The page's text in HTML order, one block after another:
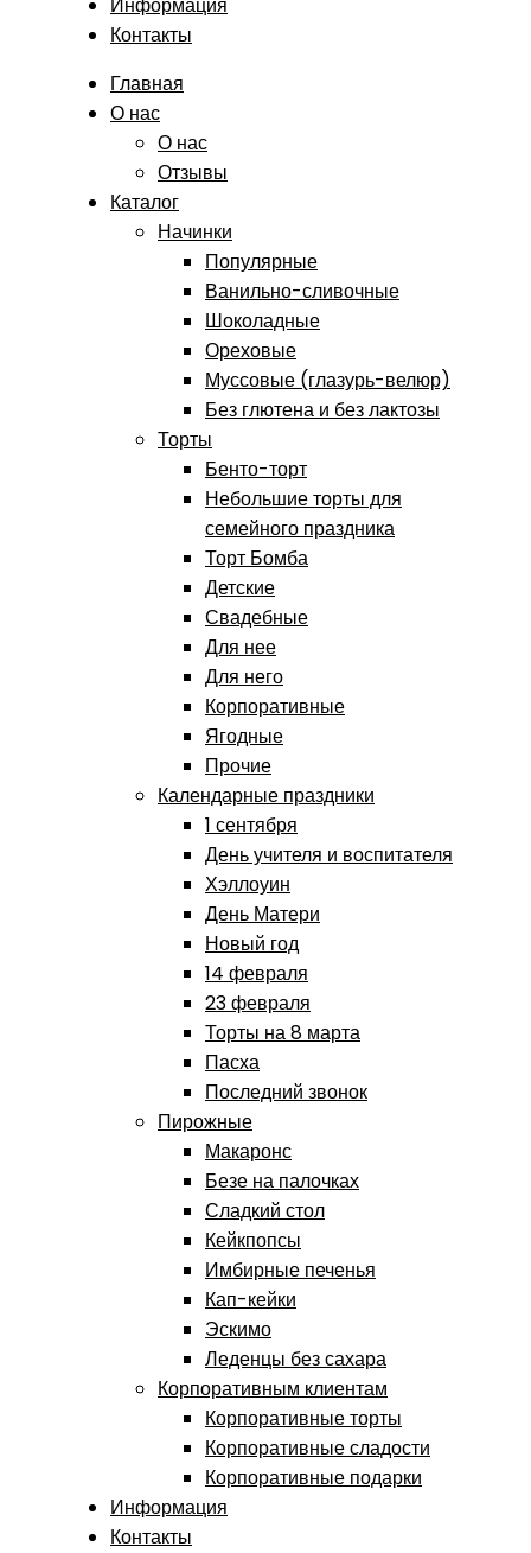
Информация
Контакты
Главная
О нас
О нас
Отзывы
Каталог
Начинки
Популярные
Ванильно-сливочные
Шоколадные
Ореховые
Муссовые (глазурь-велюр)
Без глютена и без лактозы
Торты
Бенто-торт
Небольшие торты для
семейного праздника
Торт Бомба
Детские
Свадебные
Для нее
Для него
Корпоративные
Ягодные
Прочие
Календарные праздники
1 сентября
День учителя и воспитателя
Хэллоуин
День Матери
Новый год
14 февраля
23 февраля
Торты на 8 марта
Пасха
Последний звонок
Пирожные
Макаронс
Безе на палочках
Сладкий стол
Кейкпопсы
Имбирные печенья
Кап-кейки
Эскимо
Леденцы без сахара
Корпоративным клиентам
Корпоративные торты
Корпоративные сладости
Корпоративные подарки
Информация
Контакты